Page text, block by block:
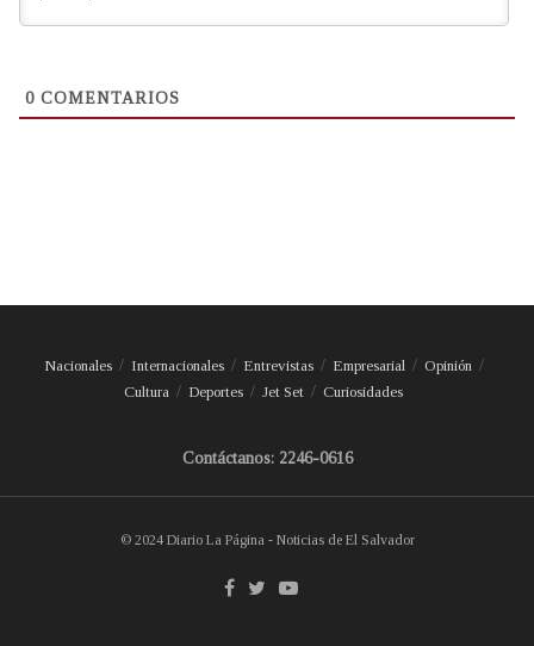
0 COMENTARIOS
Nacionales Internacionales Entrevistas Empresarial
Opinión
Cultura
Deportes Jet Set Curiosidades
Contáctanos: 2246-0616
© 2024 Diario La Página - Noticias de El Salvador